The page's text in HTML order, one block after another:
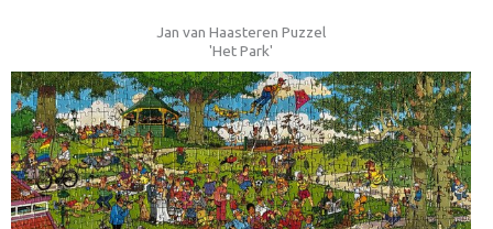
Jan van Haasteren Puzzel
'Het Park'